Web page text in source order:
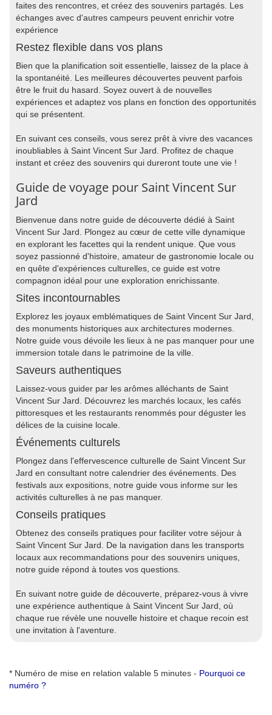
faites des rencontres, et créez des souvenirs partagés. Les
échanges avec d'autres campeurs peuvent enrichir votre
expérience
Restez flexible dans vos plans
Bien que la planification soit essentielle, laissez de la place à
la spontanéité. Les meilleures découvertes peuvent parfois
être le fruit du hasard. Soyez ouvert à de nouvelles
expériences et adaptez vos plans en fonction des opportunités
qui se présentent.
En suivant ces conseils, vous serez prêt à vivre des vacances
inoubliables à Saint Vincent Sur Jard. Profitez de chaque
instant et créez des souvenirs qui dureront toute une vie !
Guide de voyage pour Saint Vincent Sur
Jard
Bienvenue dans notre guide de découverte dédié à Saint
Vincent Sur Jard. Plongez au cœur de cette ville dynamique
en explorant les facettes qui la rendent unique. Que vous
soyez passionné d'histoire, amateur de gastronomie locale ou
en quête d'expériences culturelles, ce guide est votre
compagnon idéal pour une exploration enrichissante.
Sites incontournables
Explorez les joyaux emblématiques de Saint Vincent Sur Jard,
des monuments historiques aux architectures modernes.
Notre guide vous dévoile les lieux à ne pas manquer pour une
immersion totale dans le patrimoine de la ville.
Saveurs authentiques
Laissez-vous guider par les arômes alléchants de Saint
Vincent Sur Jard. Découvrez les marchés locaux, les cafés
pittoresques et les restaurants renommés pour déguster les
délices de la cuisine locale.
Événements culturels
Plongez dans l'effervescence culturelle de Saint Vincent Sur
Jard en consultant notre calendrier des événements. Des
festivals aux expositions, notre guide vous informe sur les
activités culturelles à ne pas manquer.
Conseils pratiques
Obtenez des conseils pratiques pour faciliter votre séjour à
Saint Vincent Sur Jard. De la navigation dans les transports
locaux aux recommandations pour des souvenirs uniques,
notre guide répond à toutes vos questions.
En suivant notre guide de découverte, préparez-vous à vivre
une expérience authentique à Saint Vincent Sur Jard, où
chaque rue révèle une nouvelle histoire et chaque recoin est
une invitation à l'aventure.
* Numéro de mise en relation valable 5 minutes - Pourquoi ce
numéro ?